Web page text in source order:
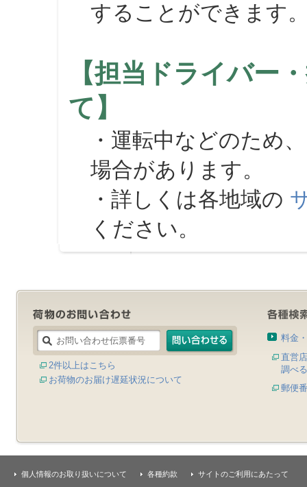
することができます
【担当ドライバー
て】
・運転中などのため
場合があります。
・詳しくは各地域の
ください。
2件以上はこちら
お荷物のお届け遅延状況について
料金
直営
調べる
郵便
個人情報のお取り扱いについて 各種約款 サイトのご利用にあたって